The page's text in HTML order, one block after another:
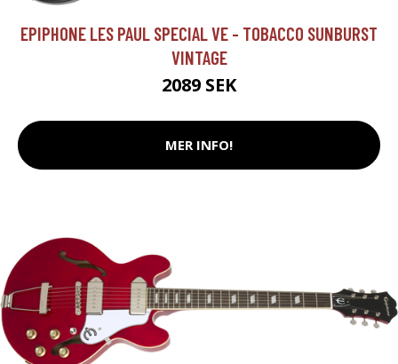
EPIPHONE LES PAUL SPECIAL VE - TOBACCO SUNBURST
VINTAGE
2089 SEK
MER INFO!